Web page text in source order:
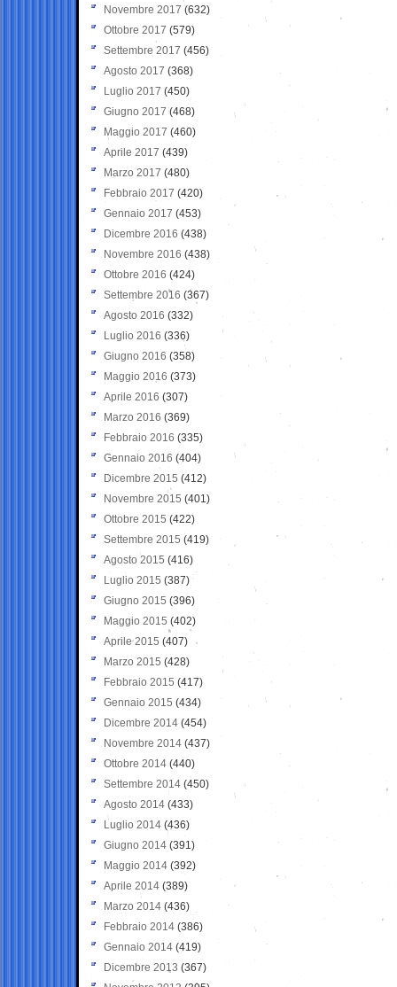
Novembre 2017 (632)
Ottobre 2017 (579)
Settembre 2017 (456)
Agosto 2017 (368)
Luglio 2017 (450)
Giugno 2017 (468)
Maggio 2017 (460)
Aprile 2017 (439)
Marzo 2017 (480)
Febbraio 2017 (420)
Gennaio 2017 (453)
Dicembre 2016 (438)
Novembre 2016 (438)
Ottobre 2016 (424)
Settembre 2016 (367)
Agosto 2016 (332)
Luglio 2016 (336)
Giugno 2016 (358)
Maggio 2016 (373)
Aprile 2016 (307)
Marzo 2016 (369)
Febbraio 2016 (335)
Gennaio 2016 (404)
Dicembre 2015 (412)
Novembre 2015 (401)
Ottobre 2015 (422)
Settembre 2015 (419)
Agosto 2015 (416)
Luglio 2015 (387)
Giugno 2015 (396)
Maggio 2015 (402)
Aprile 2015 (407)
Marzo 2015 (428)
Febbraio 2015 (417)
Gennaio 2015 (434)
Dicembre 2014 (454)
Novembre 2014 (437)
Ottobre 2014 (440)
Settembre 2014 (450)
Agosto 2014 (433)
Luglio 2014 (436)
Giugno 2014 (391)
Maggio 2014 (392)
Aprile 2014 (389)
Marzo 2014 (436)
Febbraio 2014 (386)
Gennaio 2014 (419)
Dicembre 2013 (367)